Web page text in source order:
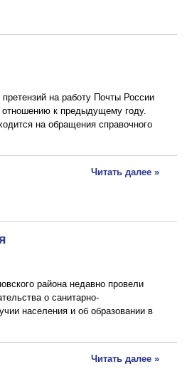
на работу Почты России
к предыдущему году.
на обращения справочного
Читать далее »
района недавно провели
о санитарно-
населения и об образовании в
Читать далее »